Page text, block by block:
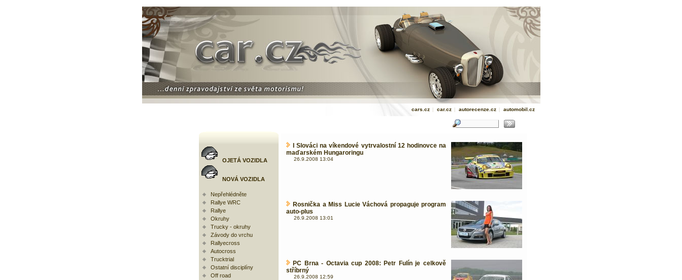
cars.cz | car.cz | autorecenze.cz | automobil.cz
OJETÁ VOZIDLA
NOVÁ VOZIDLA
Nepřehlédněte
Rallye WRC
Rallye
Okruhy
Trucky - okruhy
Závody do vrchu
Rallyecross
Autocross
Trucktrial
Ostatní disciplíny
Off road
I Slováci na víkendové vytrvalostní 12 hodinovce na
maďarském Hungaroringu
26.9.2008 13:04
Rosnička a Miss Lucie Váchová propaguje program
auto-plus
26.9.2008 13:01
PC Brna - Octavia cup 2008: Petr Fulín je celkově
stříbrný
26.9.2008 12:59